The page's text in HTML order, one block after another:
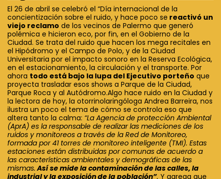
El 26 de abril se celebró el “Día internacional de la
concientización sobre el ruido, y hace poco se reactivó un
viejo reclamo de los vecinos de Palermo que generó
polémica e hicieron eco, por fin, en el Gobierno de la
Ciudad. Se trata del ruido que hacen los mega recitales en
el Hipódromo y el Campo de Polo, y de la Ciudad
Universitaria por el impacto sonoro en la Reserva Ecológica,
en el estacionamiento, la circulación y el transporte. Por
ahora todo está bajo la lupa del Ejecutivo porteño que
proyecta trasladar esos shows a Parque de la Ciudad,
Parque Roca y al Autódromo.Algo hace ruido en la Ciudad y
la lectora de hoy, la otorrinolaringóloga Andrea Barreira, nos
ilustra un poco el tema de cómo se controla eso que
altera tanto la calma: “La Agencia de protección Ambiental
(AprA) es la responsable de realizar las mediciones de los
ruidos y monitoreos a través de la Red de Monitoreo,
formada por 41 torres de monitoreo inteligente (TMI). Estas
estaciones están distribuidas por comunas de acuerdo a
las características ambientales y demográficas de las
mismas.Así se mide la contaminación de las calles, la
industrial y la exposición de la población”. Y agrega que